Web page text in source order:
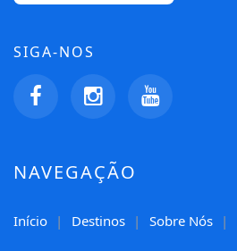
SIGA-NOS
NAVEGAÇÃO
Início Destinos Sobre Nós